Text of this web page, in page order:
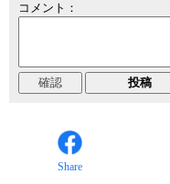
コメント：
Share